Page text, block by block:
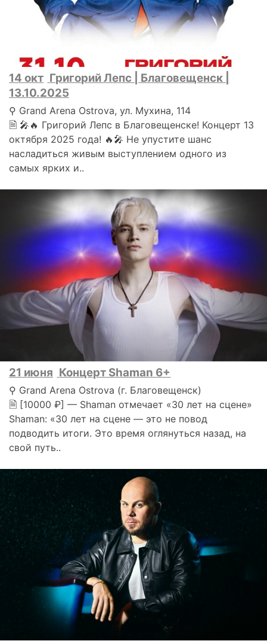
14 окт Григорий Лепс | Благовещенск |
13.10.2025
⚲ Grand Arena Ostrova, ул. Мухина, 114
🗎 🎤🔥 Григорий Лепс в Благовещенске! Концерт 13
октября 2025 года! 🔥🎤 Не упустите шанс
насладиться живым выступлением одного из
самых ярких и..
21 июня Концерт Shaman 6+
⚲ Grand Arena Ostrova (г. Благовещенск)
🗎 [10000 ₽] — Shaman отмечает «30 лет на сцене»
Shaman: «30 лет на сцене — это не повод
подводить итоги. Это время оглянуться назад, на
свой путь..